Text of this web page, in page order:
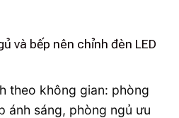
và bếp nên chỉnh đèn LED
theo không gian: phòng
ánh sáng, phòng ngủ ưu